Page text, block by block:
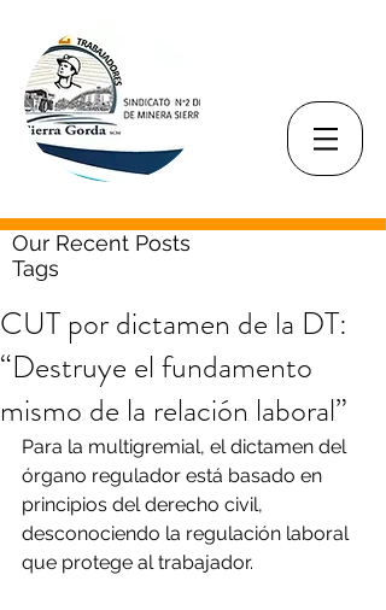
Our Recent Posts
Tags
CUT por dictamen de la DT:
“Destruye el fundamento
mismo de la relación laboral”
Para la multigremial, el dictamen del
órgano regulador está basado en
principios del derecho civil,
desconociendo la regulación laboral
que protege al trabajador.